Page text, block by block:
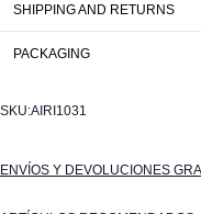
SHIPPING AND RETURNS
PACKAGING
SKU:AIRI1031
ENVÍOS Y DEVOLUCIONES